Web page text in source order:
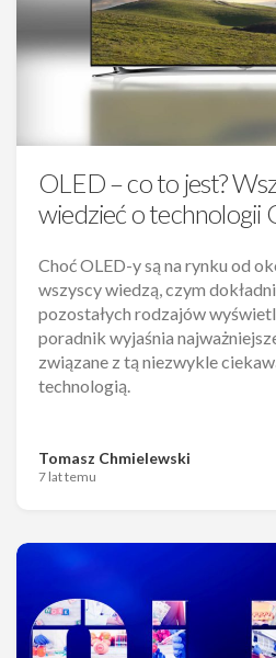
OLED – co to jest?
wiedzieć o technologii
Choć OLED-y są na rynku od
wszyscy wiedzą, czym
pozostałych rodzajów
poradnik wyjaśnia
związane z tą niezwykle
technologią.
Tomasz Chmielewski
7 lat temu